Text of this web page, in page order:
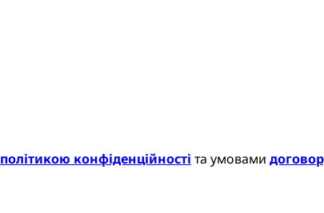
політикою конфіденційності та умовами